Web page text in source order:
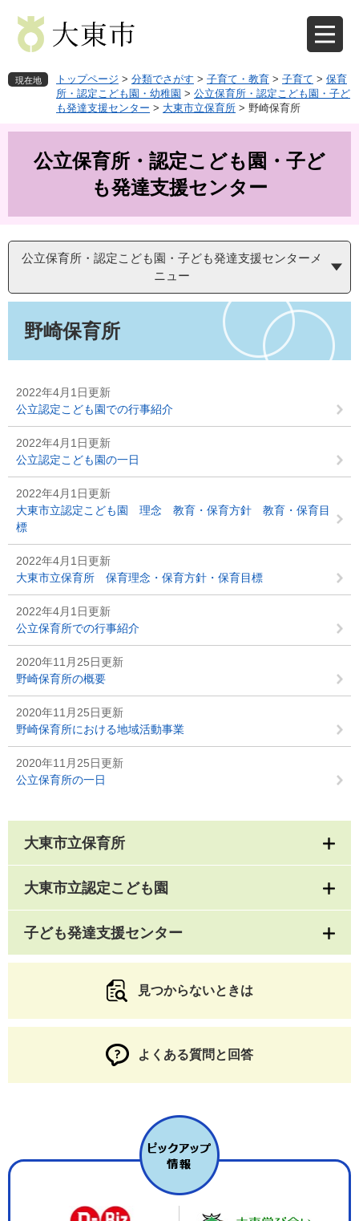
先
を 現在地 トップページ > 分類でさがす > 子育て・教育 > 子育て > 保育
所・認定こども園・幼稚園 > 公立保育所・認定こども園・子ど
も発達支援センター > 大東市立保育所 > 野崎保育所
公立保育所・認定こども園・子ど
も発達支援センター
公立保育所・認定こども園・子ども発達支援センターメ
ニュー
野崎保育所
2022年4月1日更新
公立認定こども園での行事紹介
2022年4月1日更新
公立認定こども園の一日
2022年4月1日更新
大東市立認定こども園 理念 教育・保育方針 教育・保育目
標
2022年4月1日更新
大東市立保育所 保育理念・保育方針・保育目標
2022年4月1日更新
公立保育所での行事紹介
2020年11月25日更新
野崎保育所の概要
2020年11月25日更新
野崎保育所における地域活動事業
2020年11月25日更新
公立保育所の一日
大東市立保育所
大東市立認定こども園
子ども発達支援センター
見つからないときは
よくある質問と回答